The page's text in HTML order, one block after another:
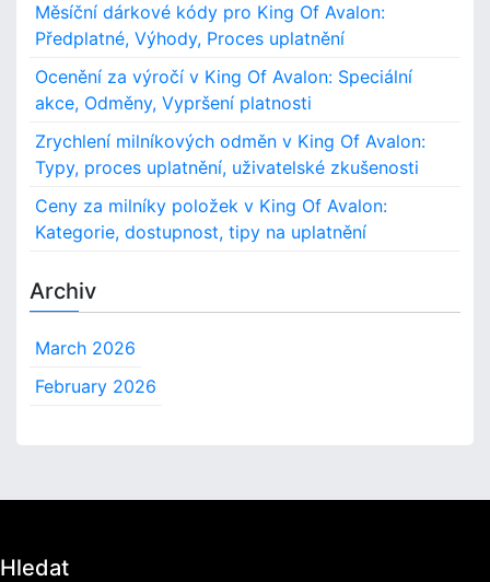
Měsíční dárkové kódy pro King Of Avalon:
Předplatné, Výhody, Proces uplatnění
Ocenění za výročí v King Of Avalon: Speciální
akce, Odměny, Vypršení platnosti
Zrychlení milníkových odměn v King Of Avalon:
Typy, proces uplatnění, uživatelské zkušenosti
Ceny za milníky položek v King Of Avalon:
Kategorie, dostupnost, tipy na uplatnění
Archiv
March 2026
February 2026
Hledat